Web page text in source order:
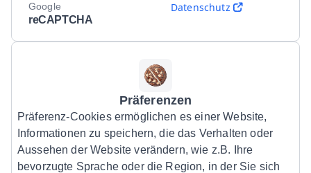
Google
reCAPTCHA
Datenschutz
Präferenzen
Präferenz-Cookies ermöglichen es einer Website,
Informationen zu speichern, die das Verhalten oder
Aussehen der Website verändern, wie z.B. Ihre
bevorzugte Sprache oder die Region, in der Sie sich